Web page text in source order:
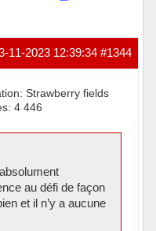
#1344
11-2023 12:39:34
Strawberry fields
4 446
au défi de façon
et il n’y a aucune